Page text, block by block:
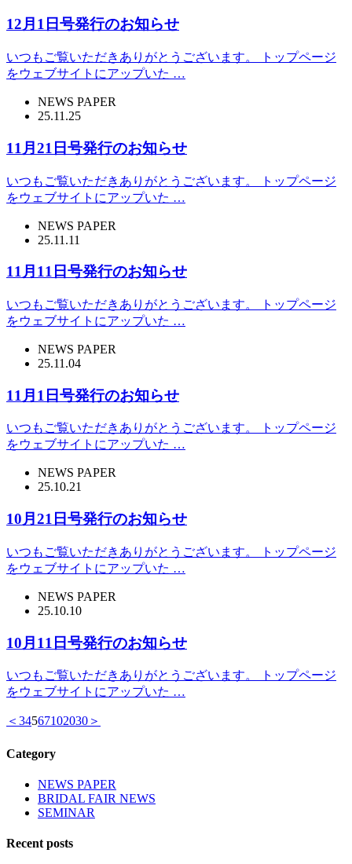
12月1日号発行のお知らせ
いつもご覧いただきありがとうございます。 トップページ
をウェブサイトにアップいた …
NEWS PAPER
25.11.25
11月21日号発行のお知らせ
いつもご覧いただきありがとうございます。 トップページ
をウェブサイトにアップいた …
NEWS PAPER
25.11.11
11月11日号発行のお知らせ
いつもご覧いただきありがとうございます。 トップページ
をウェブサイトにアップいた …
NEWS PAPER
25.11.04
11月1日号発行のお知らせ
いつもご覧いただきありがとうございます。 トップページ
をウェブサイトにアップいた …
NEWS PAPER
25.10.21
10月21日号発行のお知らせ
いつもご覧いただきありがとうございます。 トップページ
をウェブサイトにアップいた …
NEWS PAPER
25.10.10
10月11日号発行のお知らせ
いつもご覧いただきありがとうございます。 トップページ
をウェブサイトにアップいた …
＜ 34567102030 ＞
Category
NEWS PAPER
BRIDAL FAIR NEWS
SEMINAR
Recent posts